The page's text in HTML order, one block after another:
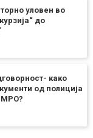
уловен во
до
како
од полиција